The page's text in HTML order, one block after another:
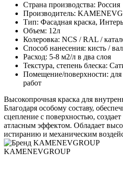
Страна производства: Россия
Производитель:
Тип: Фасадная краска,
Объем: 12л
Колеровка: NCS / RAL /
Способ нанесения: кисть /
Расход: 5-8 м2/л в два слоя
Текстура, степень блеска:
Помещение/поверхности:
работ
Высокопрочная краска для
Благодаря особому составу,
сцепление с поверхностью,
атласным эффектом. Обладает
истиранию и механическим
KAMENEVGROUP